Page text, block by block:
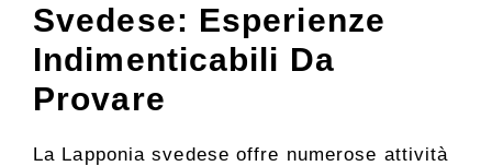
Svedese: Esperienze
Indimenticabili Da
Provare
La Lapponia svedese offre numerose attività